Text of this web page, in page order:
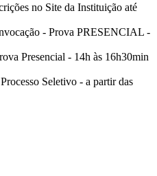
no Site da Instituição até
- Prova PRESENCIAL -
Presencial - 14h às 16h30min
Seletivo - a partir das